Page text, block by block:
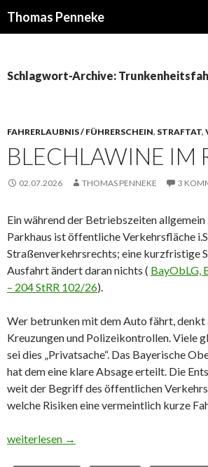
Thomas Penneke
Schlagwort-Archive:
FAHRERLAUBNIS / FÜHRERSCHEIN, STRAFTAT,
BLECHLAWINE IM
02.07.2026 THOMAS PENNEKE 3
Ein während der Betriebszeiten allgemein
Parkhaus ist öffentliche Verkehrsfläche
Straßenverkehrsrechts; eine kurzfristige
Ausfahrt ändert daran nichts ( BayObLG,
– 204 StRR 102/26).
Wer betrunken mit dem Auto fährt, denkt
Kreuzungen und Polizeikontrollen. Viele
sei dies „Privatsache“. Das Bayerische
hat dem eine klare Absage erteilt. Die
weit der Begriff des öffentlichen
welche Risiken eine vermeintlich kurze
Blechlawine im Rausch
weiterlesen →